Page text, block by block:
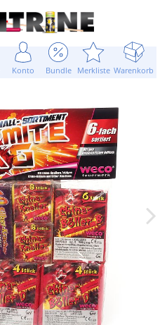
Konto Bundle Merkliste Warenkorb